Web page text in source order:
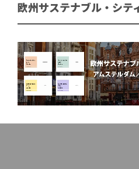
欧州サステナブル・シテ